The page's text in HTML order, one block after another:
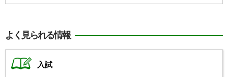
よく見られる情報
入試